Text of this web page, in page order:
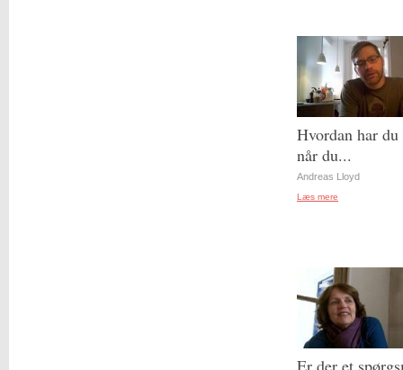
Hvordan har du
når du...
Andreas Lloyd
Læs mere
Er der et